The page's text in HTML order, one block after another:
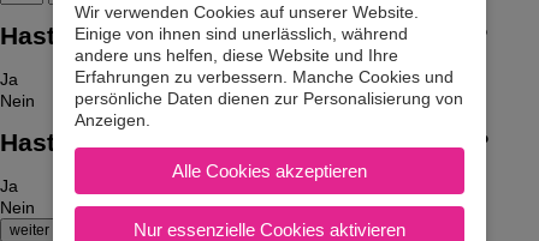
Hast du bereits den Auto-Führerschein?
Ja
Nein
Hast du bereits den LKW-Führerschein?
Ja
Nein
Wir verwenden Cookies auf unserer Website.
Einige von ihnen sind unerlässlich, während
andere uns helfen, diese Website und Ihre
Erfahrungen zu verbessern. Manche Cookies und
persönliche Daten dienen zur Personalisierung von
Anzeigen.
Alle Cookies akzeptieren
Nur essenzielle Cookies aktivieren